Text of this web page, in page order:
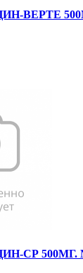
ВЕРТЕ
СР 500МГ.